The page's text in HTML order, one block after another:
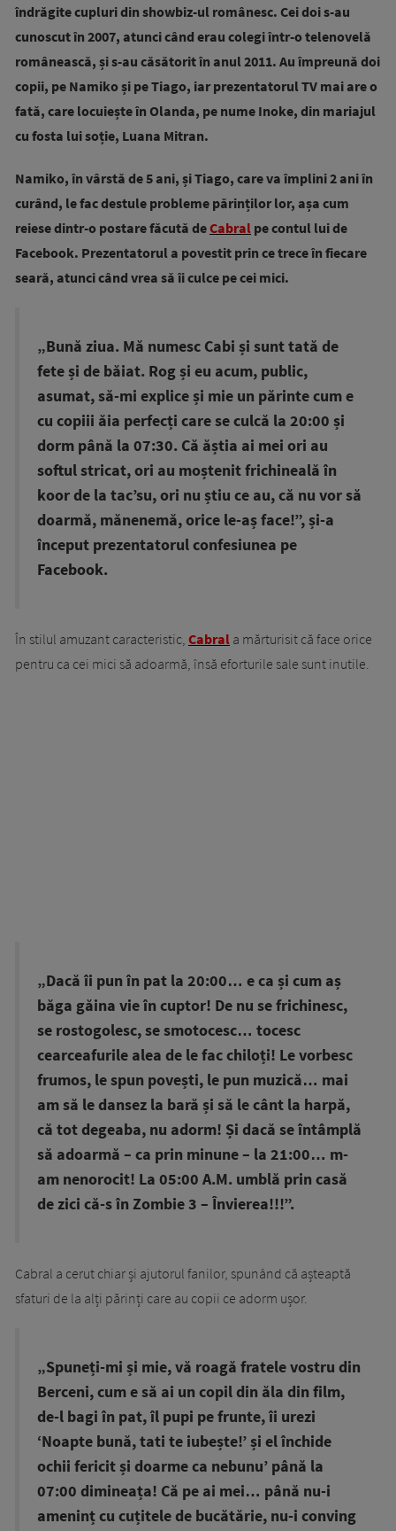
îndrăgite cupluri din showbiz-ul românesc. Cei doi s-au
cunoscut în 2007, atunci când erau colegi într-o telenovelă
românească, și s-au căsătorit în anul 2011. Au împreună doi
copii, pe Namiko și pe Tiago, iar prezentatorul TV mai are o
fată, care locuiește în Olanda, pe nume Inoke, din mariajul
cu fosta lui soție, Luana Mitran.
Namiko, în vârstă de 5 ani, și Tiago, care va împlini 2 ani în
curând, le fac destule probleme părinților lor, așa cum
reiese dintr-o postare făcută deCabral pe contul lui de
Facebook. Prezentatorul a povestit prin ce trece în fiecare
seară, atunci când vrea să îi culce pe cei mici.
„Bună ziua. Mă numesc Cabi și sunt tată de
fete și de băiat. Rog și eu acum, public,
asumat, să-mi explice și mie un părinte cum e
cu copiii ăia perfecți care se culcă la 20:00 și
dorm până la 07:30. Că ăștia ai mei ori au
softul stricat, ori au moștenit frichineală în
koor de la tac’su, ori nu știu ce au, că nu vor să
doarmă, mănenemă, orice le-aș face!”, și-a
început prezentatorul confesiunea pe
Facebook.
În stilul amuzant caracteristic, Cabral a mărturisit că face orice
pentru ca cei mici să adoarmă, însă eforturile sale sunt inutile.
„Dacă îi pun în pat la 20:00… e ca și cum aș
băga găina vie în cuptor! De nu se frichinesc,
se rostogolesc, se smotocesc… tocesc
cearceafurile alea de le fac chiloți! Le vorbesc
frumos, le spun povești, le pun muzică… mai
am să le dansez la bară și să le cânt la harpă,
că tot degeaba, nu adorm! Și dacă se întâmplă
să adoarmă – ca prin minune – la 21:00… m-
am nenorocit! La 05:00 A.M. umblă prin casă
de zici că-s în Zombie 3 – Învierea!!!”.
Cabral a cerut chiar și ajutorul fanilor, spunând că așteaptă
sfaturi de la alți părinți care au copii ce adorm ușor.
„Spuneți-mi și mie, vă roagă fratele vostru din
Berceni, cum e să ai un copil din ăla din film,
de-l bagi în pat, îl pupi pe frunte, îi urezi
‘Noapte bună, tati te iubește!’ și el închide
ochii fericit și doarme ca nebunu’ până la
07:00 dimineața! Că pe ai mei… până nu-i
ameninț cu cuțitele de bucătărie, nu-i conving